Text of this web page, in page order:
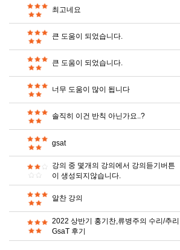
최고네요
큰 도움이 되었습니다.
큰 도움이 되었습니다.
너무 도움이 많이 됩니다
솔직히 이건 반칙 아닌가요..?
gsat
강의 중 몇개의 강의에서 강의듣기버튼
이 생성되지않습니다.
알찬 강의
2022 상반기 홍기찬,류병주의 수리/추리
GsaT 후기